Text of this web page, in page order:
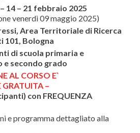
14 – 21 febbraio 2025
venerdì 09 maggio 2025)
Area Territoriale di Ricerca
101, Bologna
di scuola primaria e
e secondo grado
AL CORSO E`
–
con FREQUENZA
e programma dettagliato alla